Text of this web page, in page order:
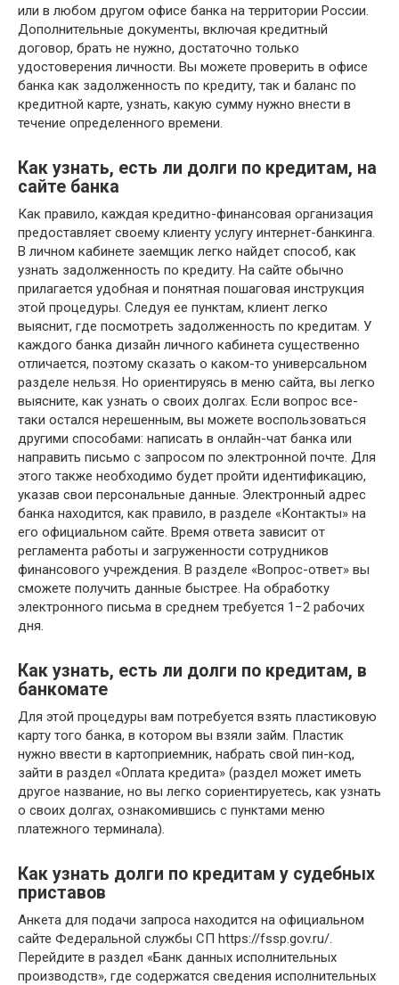
или в любом другом офисе банка на территории России.
Дополнительные документы, включая кредитный
договор, брать не нужно, достаточно только
удостоверения личности. Вы можете проверить в офисе
банка как задолженность по кредиту, так и баланс по
кредитной карте, узнать, какую сумму нужно внести в
течение определенного времени.
Как узнать, есть ли долги по кредитам, на
сайте банка
Как правило, каждая кредитно-финансовая организация
предоставляет своему клиенту услугу интернет-банкинга.
В личном кабинете заемщик легко найдет способ, как
узнать задолженность по кредиту. На сайте обычно
прилагается удобная и понятная пошаговая инструкция
этой процедуры. Следуя ее пунктам, клиент легко
выяснит, где посмотреть задолженность по кредитам. У
каждого банка дизайн личного кабинета существенно
отличается, поэтому сказать о каком-то универсальном
разделе нельзя. Но ориентируясь в меню сайта, вы легко
выясните, как узнать о своих долгах. Если вопрос все-
таки остался нерешенным, вы можете воспользоваться
другими способами: написать в онлайн-чат банка или
направить письмо с запросом по электронной почте. Для
этого также необходимо будет пройти идентификацию,
указав свои персональные данные. Электронный адрес
банка находится, как правило, в разделе «Контакты» на
его официальном сайте. Время ответа зависит от
регламента работы и загруженности сотрудников
финансового учреждения. В разделе «Вопрос-ответ» вы
сможете получить данные быстрее. На обработку
электронного письма в среднем требуется 1−2 рабочих
дня.
Как узнать, есть ли долги по кредитам, в
банкомате
Для этой процедуры вам потребуется взять пластиковую
карту того банка, в котором вы взяли займ. Пластик
нужно ввести в картоприемник, набрать свой пин-код,
зайти в раздел «Оплата кредита» (раздел может иметь
другое название, но вы легко сориентируетесь, как узнать
о своих долгах, ознакомившись с пунктами меню
платежного терминала).
Как узнать долги по кредитам у судебных
приставов
Анкета для подачи запроса находится на официальном
сайте Федеральной службы СП https://fssp.gov.ru/.
Перейдите в раздел «Банк данных исполнительных
производств», где содержатся сведения исполнительных